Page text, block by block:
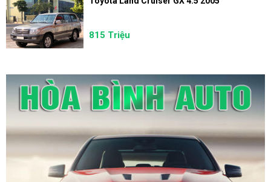
815 Triệu